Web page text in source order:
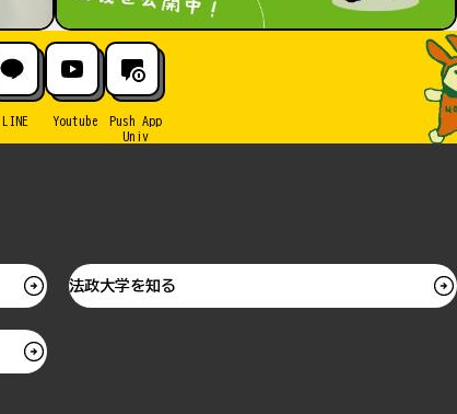
LINE Youtube
Push App
Univ
法政大学を知る